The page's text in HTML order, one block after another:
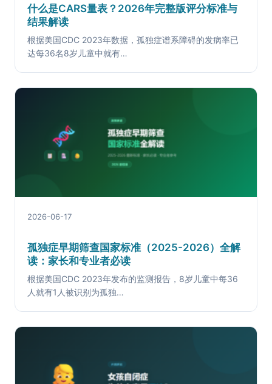
什么是CARS量表？2026年完整版评分标准与
结果解读
根据美国CDC 2023年数据，孤独症谱系障碍的发病率已
达每36名8岁儿童中就有…
2026-06-17
孤独症早期筛查国家标准（2025-2026）全解
读：家长和专业者必读
根据美国CDC 2023年发布的监测报告，8岁儿童中每36
人就有1人被识别为孤独…